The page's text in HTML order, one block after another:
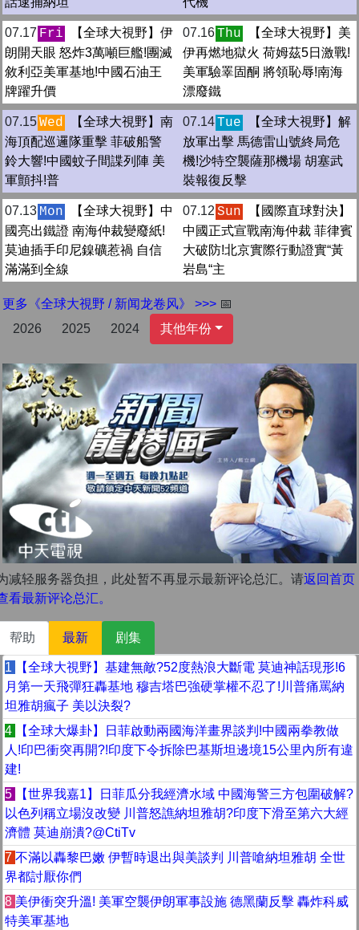
07.17 Fri
【全球大視野】伊
朗開天眼 怒炸3萬噸巨艦!團滅
敘利亞美軍基地!中國石油王
牌躍升價
07.16Thu
【全球大視野】美
伊再燃地獄火 荷姆茲5日激戰!
美軍驗睪固酮 將領恥辱!南海
漂廢鐵
07.15Wed
【全球大視野】南
海頂配巡邏隊重擊 菲破船警
鈴大響!中國蚊子間諜列陣 美
軍顫抖!普
07.14Tue
【全球大視野】解
放軍出擊 馬德雷山號終局危
機!沙特空襲薩那機場 胡塞武
裝報復反擊
07.13 Mon
【全球大視野】中
國亮出鐵證 南海仲裁變廢紙!
莫迪插手印尼鎳礦惹禍 自信
滿滿到全線
07.12 Sun
【國際直球對決】
中國正式宣戰南海仲裁 菲律賓
大破防!北京實際行動證實“黃
岩島“主
更多《全球大視野 / 新闻龙卷风》 >>> 📅
2026
2025 2024 其他年份
减轻服务器负担，此处暂不再显示最新评论总汇。请返回首页
看最新评论总汇。
帮助 最新 剧集
1
【全球大視野】基建無敵?52度熱浪大斷電 莫迪神話現形!6
月第一天飛彈狂轟基地 穆吉塔巴強硬掌權不忍了!川普痛罵納
坦雅胡瘋子 美以決裂?
4
【全球大爆卦】日菲啟動兩國海洋畫界談判!中國兩拳教做
人!印巴衝突再開?!印度下令拆除巴基斯坦邊境15公里內所有違
建!
5
【世界我嘉1】日菲瓜分我經濟水域 中國海警三方包圍破解?
以色列稱立場沒改變 川普怒譙納坦雅胡?印度下滑至第六大經
濟體 莫迪崩潰?‪@CtiTv
7 不滿以轟黎巴嫩 伊暫時退出與美談判 川普嗆納坦雅胡 全世
界都討厭你們
8 美伊衝突升溫! 美軍空襲伊朗軍事設施 德黑蘭反擊 轟炸科威
特美軍基地